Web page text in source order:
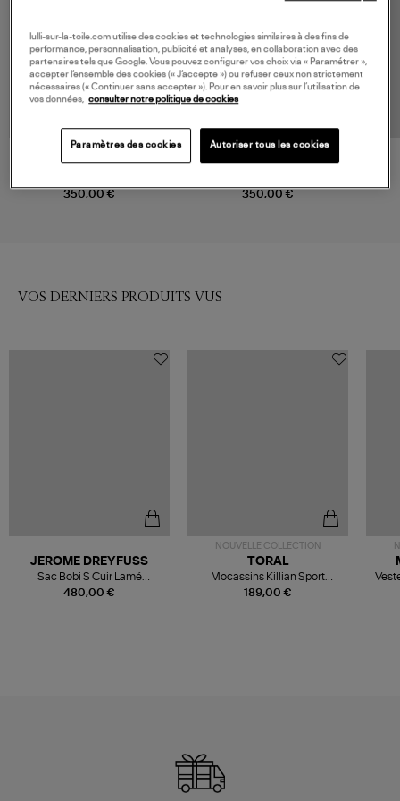
350,00 €
MARANT ÉTOILE
350,00 €
ISABEL MARANT
VOS DERNIERS PRODUITS VUS
480,00 €
JEROME DREYFUSS
Sac Bobi S Cuir Lamé
Champagne
NOUVELLE COLLECTION
189,00 €
TORAL
Mocassins Killian Sport
Mousse
lulli-sur-la-toile.com utilise des cookies et technologies similaires à des fins de
performance, personnalisation, publicité et analyses, en collaboration avec des
partenaires tels que Google. Vous pouvez configurer vos choix via « Paramétrer »,
accepter l’ensemble des cookies (« J’accepte ») ou refuser ceux non strictement
nécessaires (« Continuer sans accepter »). Pour en savoir plus sur l’utilisation de
vos données, consulter notre politique de cookies
Paramètres des cookies Autoriser tous les cookies